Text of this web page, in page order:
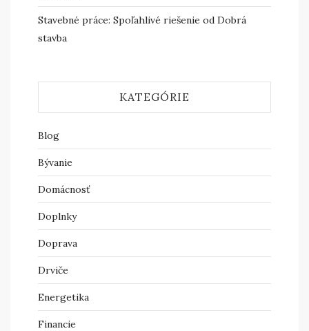
Stavebné práce: Spoľahlivé riešenie od Dobrá
stavba
KATEGÓRIE
Blog
Bývanie
Domácnosť
Doplnky
Doprava
Drviče
Energetika
Financie